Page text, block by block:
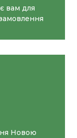
вам для
Новою